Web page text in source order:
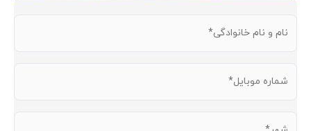
نام
نام
(ضروری)
شماره
موبایل
شهر